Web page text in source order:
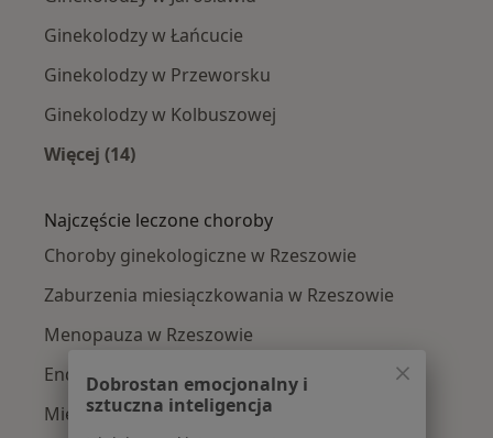
Ginekolodzy w Łańcucie
Ginekolodzy w Przeworsku
Ginekolodzy w Kolbuszowej
Więcej (14)
Najczęście leczone choroby
Choroby ginekologiczne w Rzeszowie
Zaburzenia miesiączkowania w Rzeszowie
Menopauza w Rzeszowie
Endometrioza w Rzeszowie
Mięśniaki macicy w Rzeszowie
Dobrostan emocjonalny i
sztuczna inteligencja